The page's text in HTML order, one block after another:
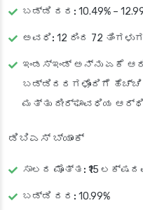
ಬಡ್ಡಿ ದರ: 10.49% –
ಅವಧಿ: 12 ರಿಂದ 72
ಇಂಡಸ್‌ಇಂಡ್ ಅನ್ನು ಏಕೆ
ಬಡ್ಡಿದರಗಳೊಂದಿಗೆ
ಮತ್ತು ದೀರ್ಘಾವಧಿಯ
ಡಿಬಿಎಸ್ ಬ್ಯಾಂಕ್
ಸಾಲದ ಮೊತ್ತ: ₹15
ಬಡ್ಡಿ ದರ: 10.99%